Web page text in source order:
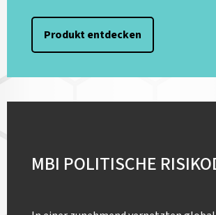
Produkt entdecken
MBI POLITISCHE